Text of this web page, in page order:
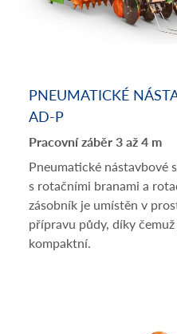
PNEUMATICKÉ
AD-P
Pracovní záběr 3 až 4 m
Pneumatické nástavbové
s rotačními branami a
zásobník je umístěn v
přípravu půdy, díky
kompaktní.